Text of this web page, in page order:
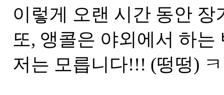
이렇게 오랜 시간 동안 장
또, 앵콜은 야외에서 하는
저는 모릅니다!!! (떵떵)